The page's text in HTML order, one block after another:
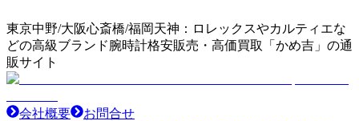
東京中野/大阪心斎橋/福岡天神：ロレックスやカルティエな
どの高級ブランド腕時計格安販売・高価買取「かめ吉」の通
販サイト
会社概要
お問合せ